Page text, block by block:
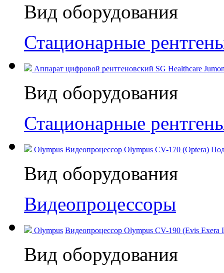
Вид оборудования
Стационарные
Аппарат цифровой рентгеновский SG Healthcare
Вид оборудования
Стационарные
Olympus Видеопроцессор Olympus CV-170 (Optera)
Вид оборудования
Видеопроцессоры
Olympus Видеопроцессор Olympus CV-190 (Evis Exera
Вид оборудования